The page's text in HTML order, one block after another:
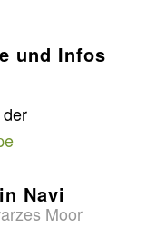
und Infos
Navi
Moor